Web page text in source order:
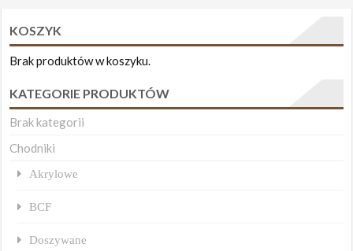
KOSZYK
Brak produktów w koszyku.
KATEGORIE PRODUKTÓW
Brak kategorii
Chodniki
Akrylowe
BCF
Doszywane